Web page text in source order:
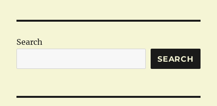
Search
SEARCH